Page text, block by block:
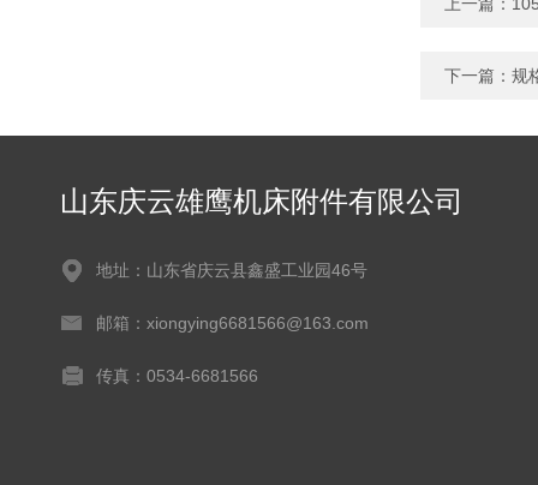
下一篇： 规
山东庆云雄鹰机床附件有限公司
地址：山东省庆云县鑫盛工业园46号
邮箱：xiongying6681566@163.com
传真：0534-6681566